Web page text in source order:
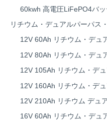
60kwh 高電圧LiFePO4バッ
リチウム・デュアルパーパス
12V 60Ah リチウム・デュ
12V 80Ah リチウム・デュ
12V 105Ah リチウム・デ
12V 160Ah リチウム・デ
12V 210Ah リチウム デュ
16V 60Ah リチウム・デュ